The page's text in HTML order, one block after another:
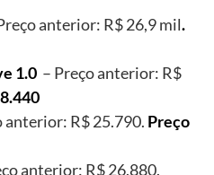
anterior: R$ 26,9 mil.
1.0 – Preço anterior: R$
anterior: R$ 25.790. Preço
anterior: R$ 26.880.